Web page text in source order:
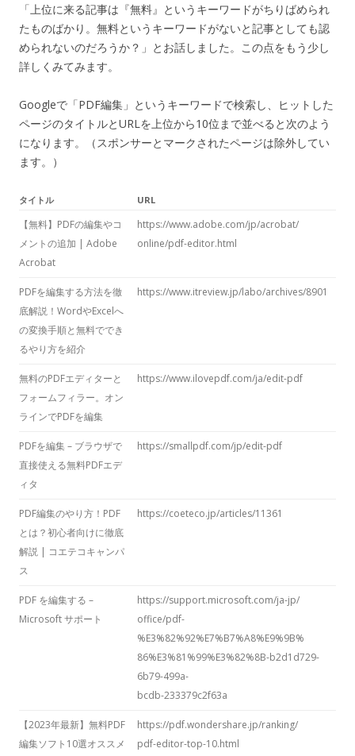
「上位に来る記事は『無料』というキーワードがちりばめられ
たものばかり。無料というキーワードがないと記事としても認
められないのだろうか？」とお話しました。この点をもう少し
詳しくみてみます。
Googleで「PDF編集」というキーワードで検索し、ヒットした
ページのタイトルとURLを上位から10位まで並べると次のよう
になります。（スポンサーとマークされたページは除外してい
ます。）
タイトル URL
【無料】PDFの編集やコ
メントの追加 | Adobe
Acrobat
https://www.adobe.com/jp/acrobat/
online/pdf-editor.html
PDFを編集する方法を徹
底解説！WordやExcelへ
の変換手順と無料ででき
るやり方を紹介
https://www.itreview.jp/labo/archives/8901
無料のPDFエディターと
フォームフィラー。オン
ラインでPDFを編集
https://www.ilovepdf.com/ja/edit-pdf
PDFを編集 – ブラウザで
直接使える無料PDFエデ
ィタ
https://smallpdf.com/jp/edit-pdf
PDF編集のやり方！PDF
とは？初心者向けに徹底
解説 | コエテコキャンパ
ス
https://coeteco.jp/articles/11361
PDF を編集する –
Microsoft サポート
https://support.microsoft.com/ja-jp/
office/pdf-
%E3%82%92%E7%B7%A8%E9%9B%
86%E3%81%99%E3%82%8B-b2d1d729-
6b79-499a-
bcdb-233379c2f63a
【2023年最新】無料PDF
編集ソフト10選オススメ
https://pdf.wondershare.jp/ranking/
pdf-editor-top-10.html